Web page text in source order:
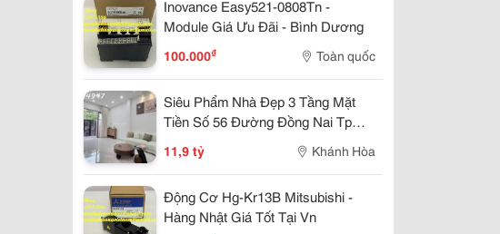
Inovance Easy521-0808Tn -
Module Giá Ưu Đãi - Bình Dương
100.000₫ Toàn quốc
Siêu Phẩm Nhà Đẹp 3 Tầng Mặt
Tiền Số 56 Đường Đồng Nai Tp
11,9 tỷ Khánh Hòa
Động Cơ Hg-Kr13B Mitsubishi -
Hàng Nhật Giá Tốt Tại Vn